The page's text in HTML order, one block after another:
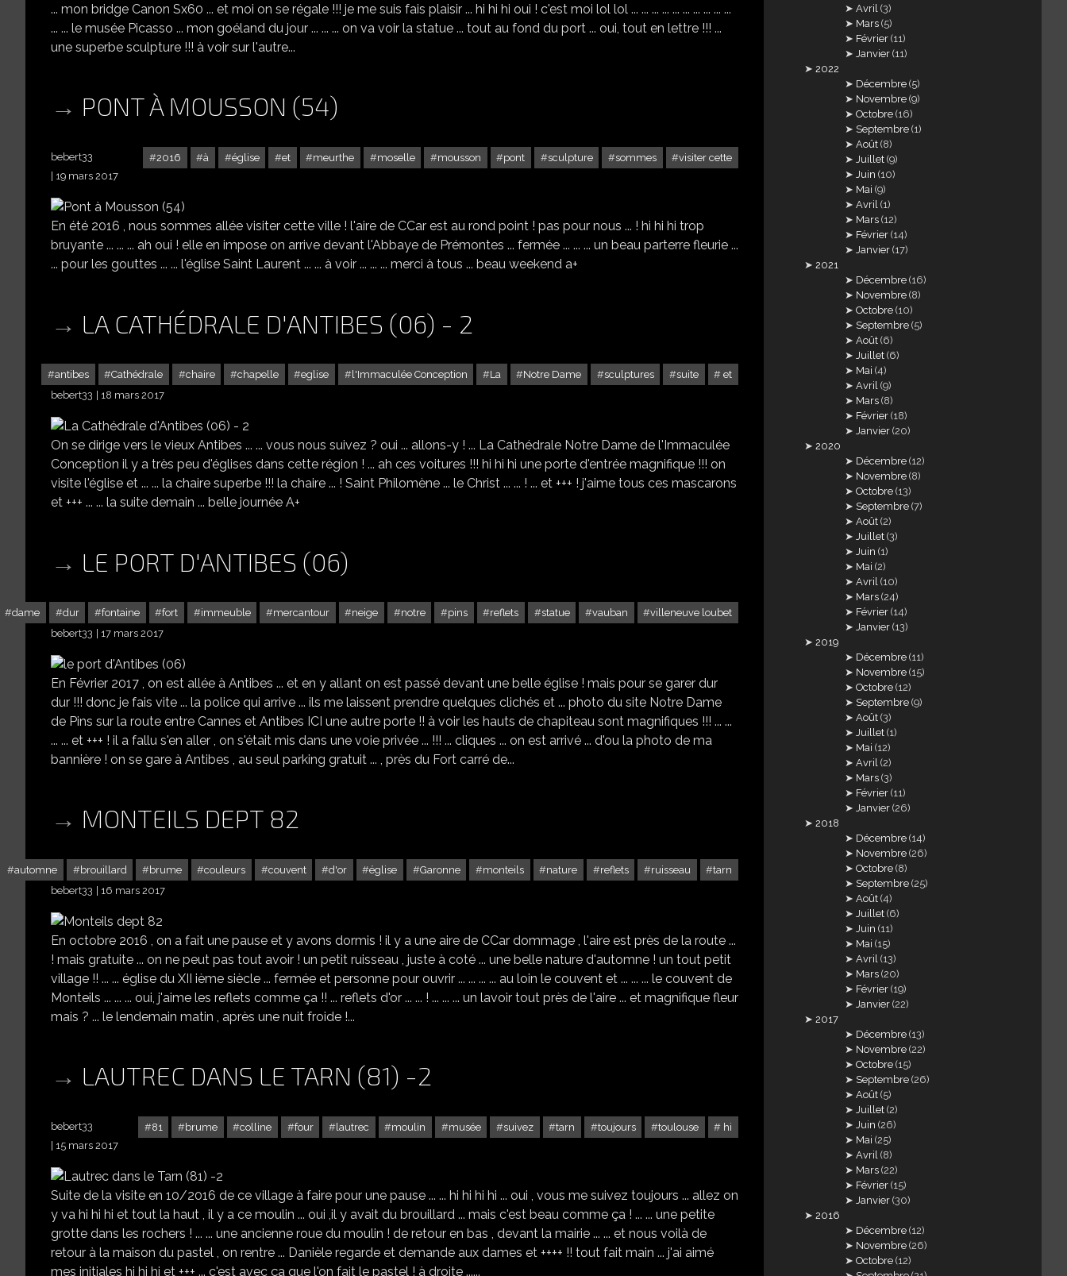
... mon bridge Canon Sx60 ... et moi on se régale !!! je me suis fais plaisir ... hi hi hi oui ! c'est moi lol lol ... ... ... ... ... ... ... ... ... ...
... ... le musée Picasso ... mon goéland du jour ... ... ... on va voir la statue ... tout au fond du port ... oui, tout en lettre !!! ...
une superbe sculpture !!! à voir sur l'autre...
PONT À MOUSSON (54)
2016 à église et meurthe moselle mousson pont sculpture sommes visiter cette
bebert33
19 mars 2017
En été 2016 , nous sommes allée visiter cette ville ! l'aire de CCar est au rond point ! pas pour nous ... ! hi hi hi trop
bruyante ... ... ... ah oui ! elle en impose on arrive devant l'Abbaye de Prémontes ... fermée ... ... ... un beau parterre fleurie ...
... pour les gouttes ... ... l'église Saint Laurent ... ... à voir ... ... ... merci à tous ... beau weekend a+
LA CATHÉDRALE D'ANTIBES (06) - 2
antibes Cathédrale chaire chapelle eglise l'Immaculée Conception La Notre Dame sculptures suite
et
bebert33
18 mars 2017
On se dirige vers le vieux Antibes ... ... vous nous suivez ? oui ... allons-y ! ... La Cathédrale Notre Dame de l'Immaculée
Conception il y a très peu d'églises dans cette région ! ... ah ces voitures !!! hi hi hi une porte d'entrée magnifique !!! on
visite l'église et ... ... la chaire superbe !!! la chaire ... ! Saint Philomène ... le Christ ... ... ! ... et +++ ! j'aime tous ces mascarons
et +++ ... ... la suite demain ... belle journée A+
LE PORT D'ANTIBES (06)
dame dur fontaine fort immeuble mercantour neige notre pins reflets statue vauban
villeneuve loubet
bebert33
17 mars 2017
En Février 2017 , on est allée à Antibes ... et en y allant on est passé devant une belle église ! mais pour se garer dur
dur !!! donc je fais vite ... la police qui arrive ... ils me laissent prendre quelques clichés et ... photo du site Notre Dame
de Pins sur la route entre Cannes et Antibes ICI une autre porte !! à voir les hauts de chapiteau sont magnifiques !!! ... ...
... ... et +++ ! il a fallu s'en aller , on s'était mis dans une voie privée ... !!! ... cliques ... on est arrivé ... d'ou la photo de ma
bannière ! on se gare à Antibes , au seul parking gratuit ... , près du Fort carré de...
MONTEILS DEPT 82
automne brouillard brume couleurs couvent d'or église Garonne monteils nature reflets ruisseau
tarn
bebert33
16 mars 2017
En octobre 2016 , on a fait une pause et y avons dormis ! il y a une aire de CCar dommage , l'aire est près de la route ...
! mais gratuite ... on ne peut pas tout avoir ! un petit ruisseau , juste à coté ... une belle nature d'automne ! un tout petit
village !! ... ... église du XII ième siècle ... fermée et personne pour ouvrir ... ... ... ... au loin le couvent et ... ... ... le couvent de
Monteils ... ... ... oui, j'aime les reflets comme ça !! ... reflets d'or ... ... ! ... ... ... un lavoir tout près de l'aire ... et magnifique fleur
mais ? ... le lendemain matin , après une nuit froide !...
LAUTREC DANS LE TARN (81) -2
81 brume colline four lautrec moulin musée suivez tarn toujours toulouse hi
bebert33
15 mars 2017
Suite de la visite en 10/2016 de ce village à faire pour une pause ... ... hi hi hi hi ... oui , vous me suivez toujours ... allez on
y va hi hi hi et tout la haut , il y a ce moulin ... oui ,il y avait du brouillard ... mais c'est beau comme ça ! ... ... une petite
grotte dans les rochers ! ... ... une ancienne roue du moulin ! de retour en bas , devant la mairie ... ... et nous voilà de
retour à la maison du pastel , on rentre ... Danièle regarde et demande aux dames et ++++ !! tout fait main ... j'ai aimé
mes initiales hi hi hi et +++ ... c'est avec ça que l'on fait le pastel ! à droite ......
Avril (3)
Mars (5)
Février (11)
Janvier (11)
2022
Décembre (5)
Novembre (9)
Octobre (16)
Septembre (1)
Août (8)
Juillet (9)
Juin (10)
Mai (9)
Avril (1)
Mars (12)
Février (14)
Janvier (17)
2021
Décembre (16)
Novembre (8)
Octobre (10)
Septembre (5)
Août (6)
Juillet (6)
Mai (4)
Avril (9)
Mars (8)
Février (18)
Janvier (20)
2020
Décembre (12)
Novembre (8)
Octobre (13)
Septembre (7)
Août (2)
Juillet (3)
Juin (1)
Mai (2)
Avril (10)
Mars (24)
Février (14)
Janvier (13)
2019
Décembre (11)
Novembre (15)
Octobre (12)
Septembre (9)
Août (3)
Juillet (1)
Mai (12)
Avril (2)
Mars (3)
Février (11)
Janvier (26)
2018
Décembre (14)
Novembre (26)
Octobre (8)
Septembre (25)
Août (4)
Juillet (6)
Juin (11)
Mai (15)
Avril (13)
Mars (20)
Février (19)
Janvier (22)
2017
Décembre (13)
Novembre (22)
Octobre (15)
Septembre (26)
Août (5)
Juillet (2)
Juin (26)
Mai (25)
Avril (8)
Mars (22)
Février (15)
Janvier (30)
2016
Décembre (12)
Novembre (26)
Octobre (12)